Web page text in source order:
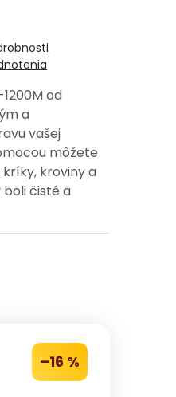
od
a
vašej
môžete
kroviny a
čisté a
–16 %